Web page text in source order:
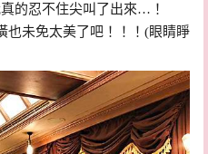
的忍不住尖叫了出來…！
也未免太美了吧！！！(眼睛睜